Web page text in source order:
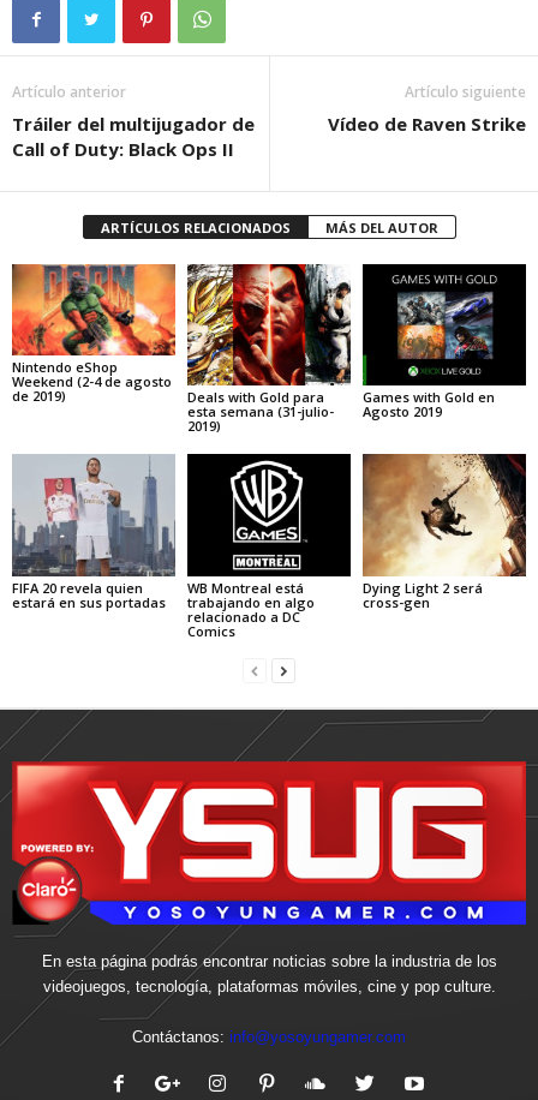
Artículo anterior
Tráiler del multijugador de
Call of Duty: Black Ops II
Artículo siguiente
Vídeo de Raven Strike
ARTÍCULOS RELACIONADOS MÁS DEL AUTOR
Nintendo eShop
Weekend (2-4 de agosto
de 2019)
Deals with Gold para
esta semana (31-julio-
2019)
Games with Gold en
Agosto 2019
FIFA 20 revela quien
estará en sus portadas
WB Montreal está
trabajando en algo
relacionado a DC
Comics
Dying Light 2 será
cross-gen
En esta página podrás encontrar noticias sobre la industria de los
videojuegos, tecnología, plataformas móviles, cine y pop culture.
Contáctanos: info@yosoyungamer.com